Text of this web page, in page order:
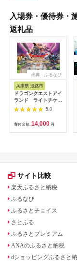
入場券・優待券・
返礼品
出典：ふるなび
兵庫県 淡路市
ドラゴンクエストアイ
ランド ライトチケッ
ト（大人1名） 5.0
寄付金額: 14,000 円
サイト比較
楽天ふるさと納税
ふるなび
ふるさとチョイス
さとふる
ふるさとプレミアム
ANAのふるさと納税
dショッピングふるさと